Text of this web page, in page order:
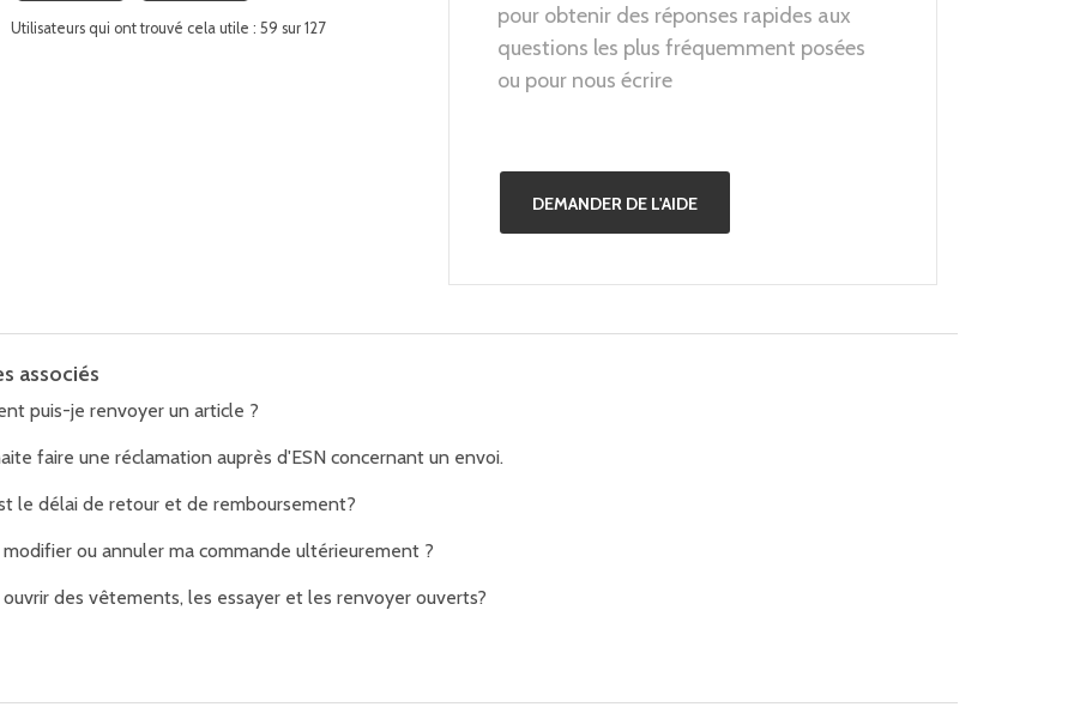
Utilisateurs qui ont trouvé cela utile : 59 sur 127
pour obtenir des réponses rapides aux
questions les plus fréquemment posées
ou pour nous écrire
DEMANDER DE L'AIDE
associés
puis-je renvoyer un article ?
faire une réclamation auprès d'ESN concernant un envoi.
le délai de retour et de remboursement?
modifier ou annuler ma commande ultérieurement ?
ouvrir des vêtements, les essayer et les renvoyer ouverts?